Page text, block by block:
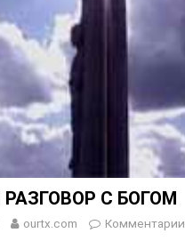
С БОГОМ
ourtx.com
Комментарии